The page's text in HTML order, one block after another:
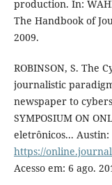
production. In:
The Handbook of
2009.
ROBINSON, S. The
journalistic
newspaper to
SYMPOSIUM ON
eletrônicos... Austin:
https://
Acesso em: 6 ago.